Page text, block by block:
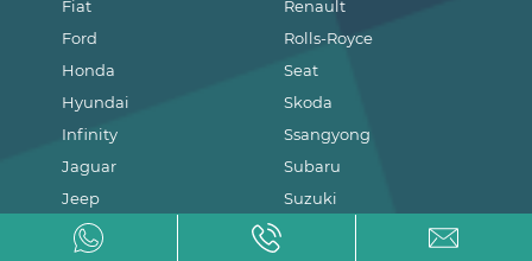
Fiat
Ford
Honda
Hyundai
Infinity
Jaguar
Jeep
Kia
Renault
Rolls-Royce
Seat
Skoda
Ssangyong
Subaru
Suzuki